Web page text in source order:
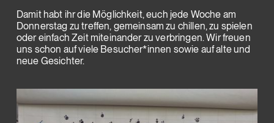
Damit habt ihr die Möglichkeit, euch jede Woche am
Donnerstag zu treffen, gemeinsam zu chillen, zu spielen
oder einfach Zeit miteinander zu verbringen. Wir freuen
uns schon auf viele Besucher*innen sowie auf alte und
neue Gesichter.